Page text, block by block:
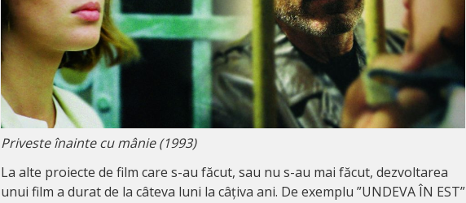
Priveste înainte cu mânie (1993)
La alte proiecte de film care s-au făcut, sau nu s-au mai făcut, dezvoltarea
unui film a durat de la câteva luni la câțiva ani. De exemplu ”UNDEVA ÎN EST”